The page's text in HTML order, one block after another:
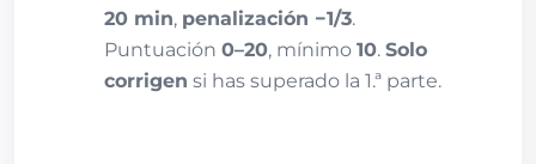
20 min, penalización −1/3.
Puntuación 0–20, mínimo 10. Solo
corrigen si has superado la 1.ª parte.